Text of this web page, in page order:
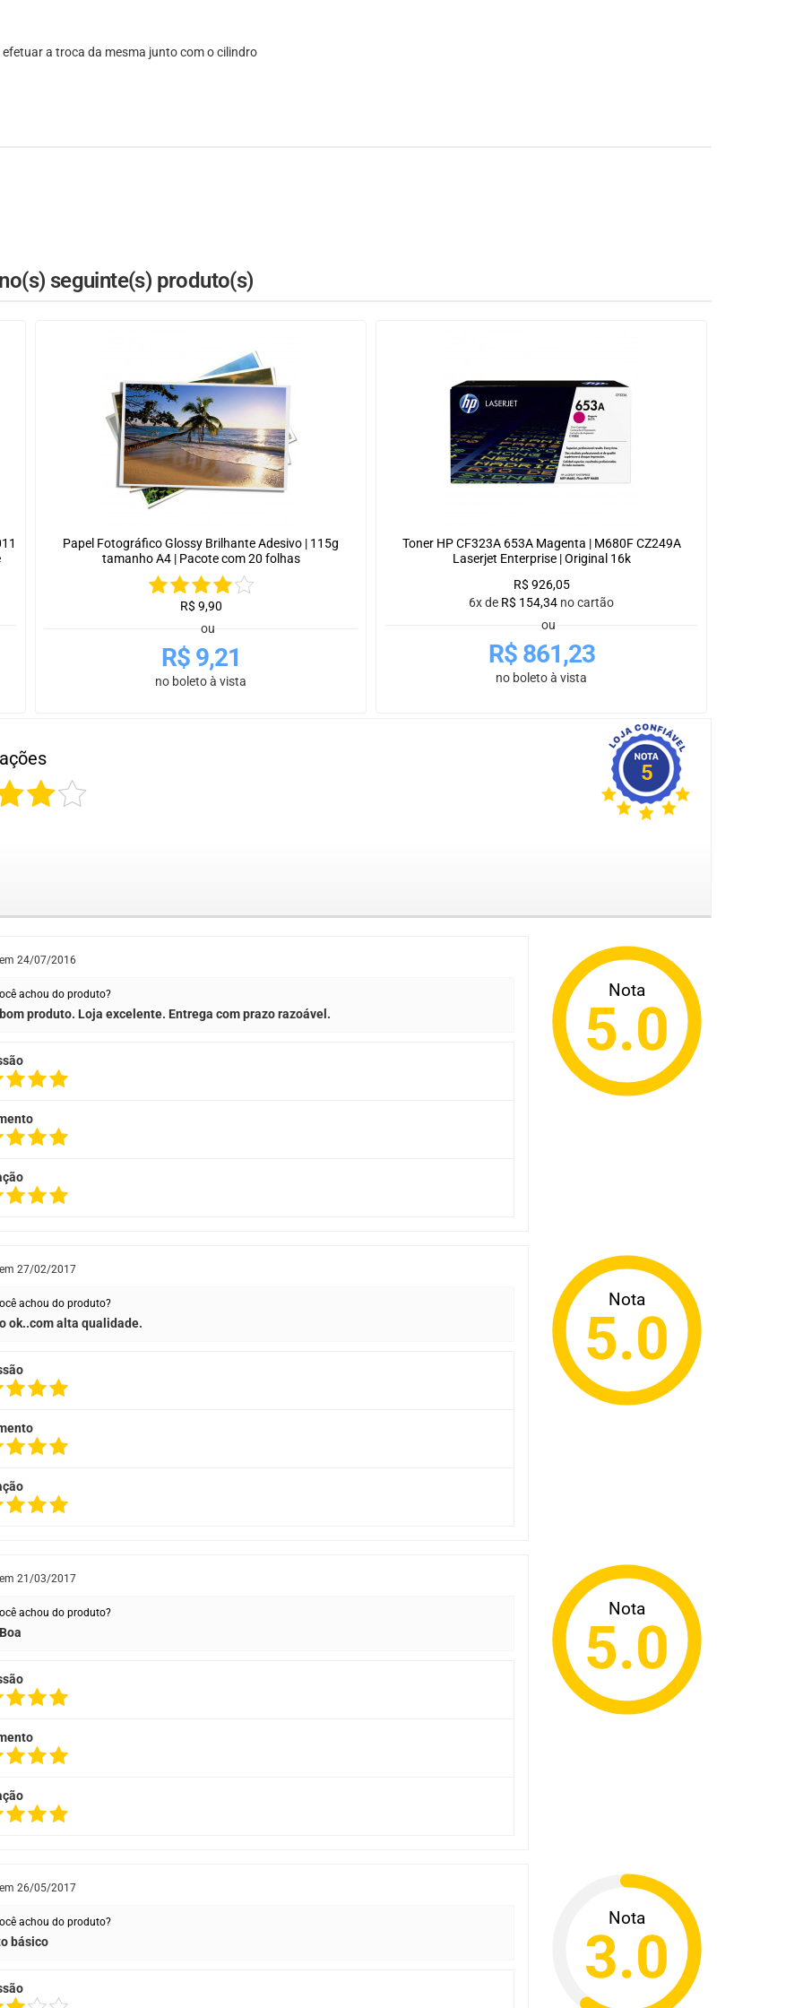
a troca da mesma junto com o cilindro
seguinte(s) produto(s)
Papel Fotográfico Glossy Brilhante Adesivo | 115g
tamanho A4 | Pacote com 20 folhas
R$ 9,90
ou
R$9,21
no boleto à vista
Toner HP CF323A 653A Magenta | M680F CZ249A
Laserjet Enterprise | Original 16k
R$ 926,05
6x de R$ 154,34 no cartão
ou
R$861,23
no boleto à vista
5
24/07/2016
achou do produto?
produto. Loja excelente. Entrega com prazo razoável.
Nota
5.0
27/02/2017
achou do produto?
ok..com alta qualidade.
Nota
5.0
21/03/2017
achou do produto? Nota
5.0
26/05/2017
achou do produto?
básico
Nota
3.0